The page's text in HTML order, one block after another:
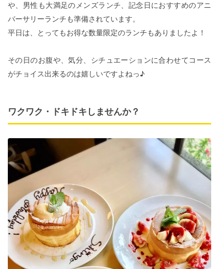
や、男性も大満足のメンズランチ、記念日におすすめのアニ
バーサリーランチも準備されています。
平日は、とってもお得な数量限定のランチもありましたよ！
その日のお腹や、気分、シチュエーションに合わせてコース
がチョイス出来るのは嬉しいですよねっ♪
ワクワク・ドキドキしませんか？